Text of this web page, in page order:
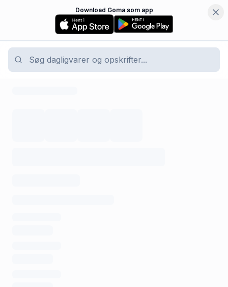
Download Goma som app